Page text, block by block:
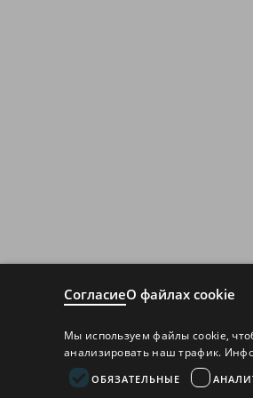
СогласиеО файлах cookie
Мы используем файлы cookie,
анализировать наш трафик.
ОБЯЗАТЕЛЬНЫЕ